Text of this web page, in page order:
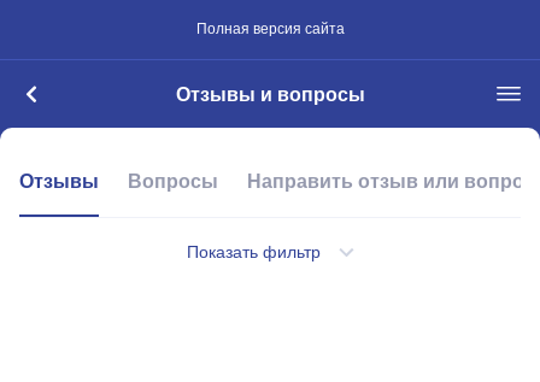
Полная версия сайта
Отзывы и вопросы
Отзывы Вопросы Направить отзыв или вопрос
Показать фильтр